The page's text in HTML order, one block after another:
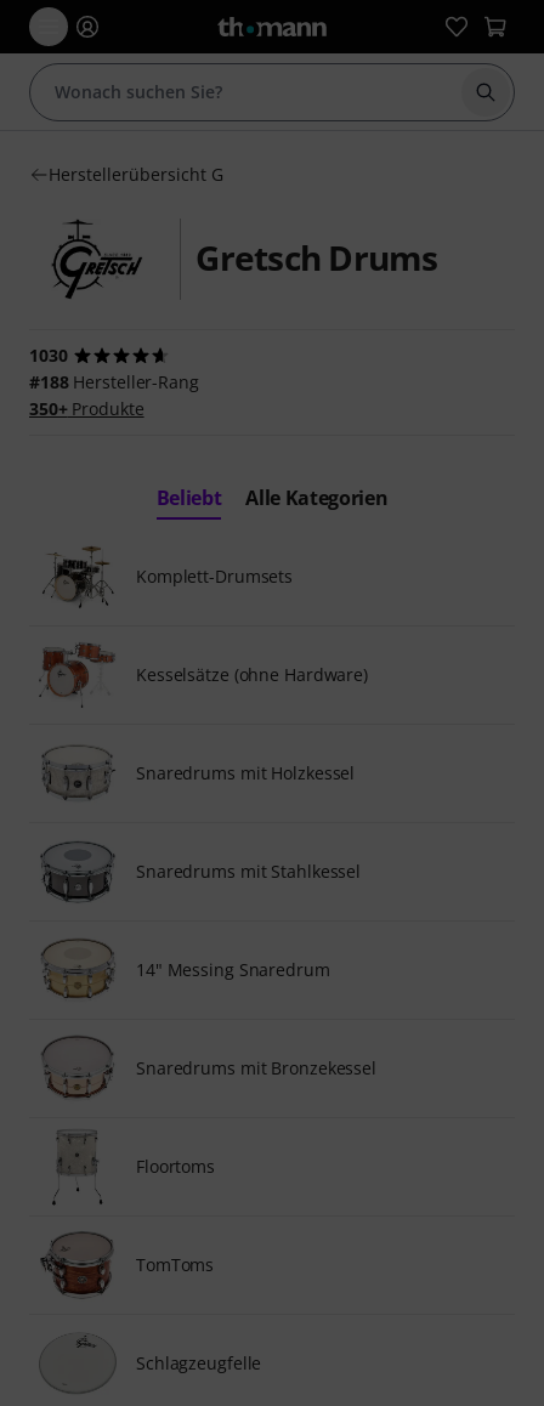
Suche
Herstellerübersicht G
Gretsch Drums
1030
#188Hersteller-Rang
350+Produkte
Beliebt Alle Kategorien
Komplett-Drumsets
Kesselsätze (ohne Hardware)
Snaredrums mit Holzkessel
Snaredrums mit Stahlkessel
14" Messing Snaredrum
Snaredrums mit Bronzekessel
Floortoms
TomToms
Schlagzeugfelle